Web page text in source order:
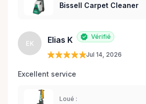
Bissell Carpet Cleaner
EK Elias K Vérifié
Jul 14, 2026
Excellent service
Loué :